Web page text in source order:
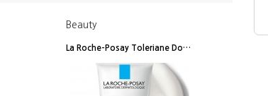
Beauty
La Roche-Posay Toleriane Do…